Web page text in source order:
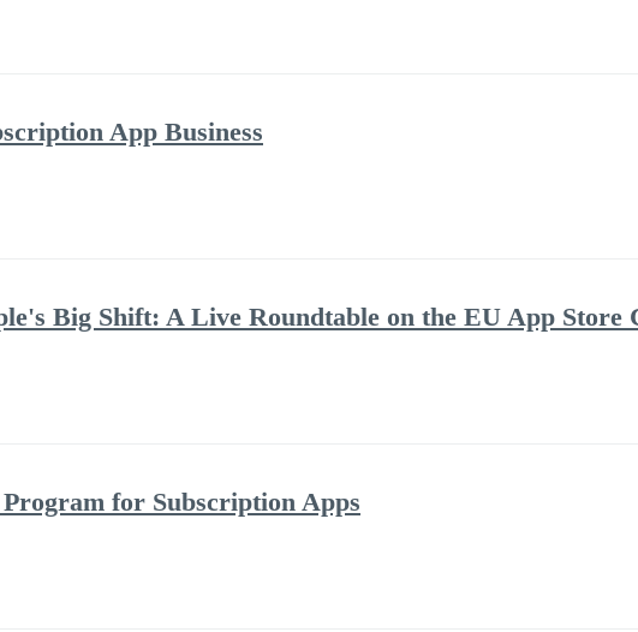
App Business
Big Shift: A Live Roundtable on the EU App Store
for Subscription Apps